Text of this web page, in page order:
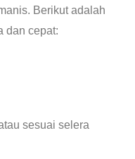
Berikut adalah
dan cepat:
sesuai selera